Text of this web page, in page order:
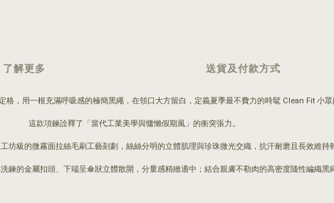
了解更多 送貨及付款方式
格，用一根充滿呼吸感的極簡黑繩，在領口大方留白，定義夏季最不費力的時髦 Clean Fit 小眾
這款項鍊詮釋了「當代工業美學與慵懶假期風」的衝突張力。
坊級的微霧面拉絲毛刷工藝刻劃，絲絲分明的立體肌理與珍珠微光交織，抗汗耐磨且長效維持
鍊的金屬扣頭、下端呈傘狀立體散開，分量感精緻適中；結合親膚不勒肉的高密度隨性編織黑